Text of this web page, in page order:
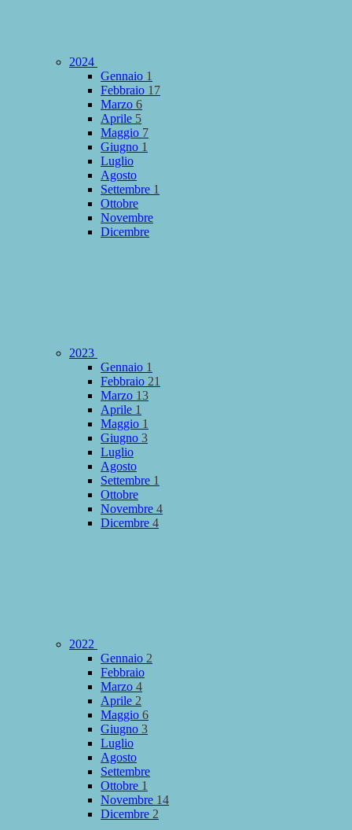
2024
Gennaio 1
Febbraio 17
Marzo 6
Aprile 5
Maggio 7
Giugno 1
Luglio
Agosto
Settembre 1
Ottobre
Novembre
Dicembre
2023
Gennaio 1
Febbraio 21
Marzo 13
Aprile 1
Maggio 1
Giugno 3
Luglio
Agosto
Settembre 1
Ottobre
Novembre 4
Dicembre 4
2022
Gennaio 2
Febbraio
Marzo 4
Aprile 2
Maggio 6
Giugno 3
Luglio
Agosto
Settembre
Ottobre 1
Novembre 14
Dicembre 2